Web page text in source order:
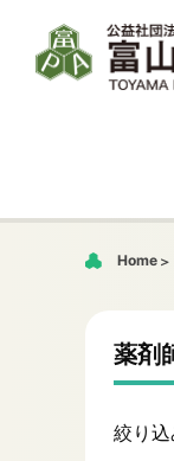
Home
薬剤
絞り込